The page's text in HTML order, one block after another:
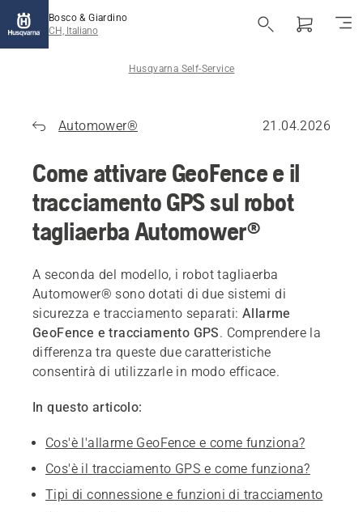
Bosco & Giardino
CH, Italiano
Husqvarna Self-Service
Automower® 21.04.2026
Come attivare GeoFence e il
tracciamento GPS sul robot
tagliaerba Automower®
A seconda del modello, i robot tagliaerba
Automower® sono dotati di due sistemi di
sicurezza e tracciamento separati: Allarme
GeoFence e tracciamento GPS. Comprendere la
differenza tra queste due caratteristiche
consentirà di utilizzarle in modo efficace.
In questo articolo:
Cos'è l'allarme GeoFence e come funziona?
Cos'è il tracciamento GPS e come funziona?
Tipi di connessione e funzioni di tracciamento